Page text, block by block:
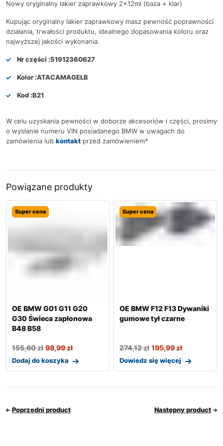
Nowy oryginalny lakier zaprawkowy 2x12ml (baza + klar)
Kupując oryginalny lakier zaprawkowy masz pewność poprawności
działania, trwałości produktu, idealnego dopasowania koloru oraz
najwyższej jakości wykonania.
Nr części :51912360627
Kolor :ATACAMAGELB
Kod :B21
W celu uzyskania pewności w doborze akcesoriów i części, prosimy
o wysłanie numeru VIN posiadanego BMW w uwagach do
zamówienia lub kontakt przed zamówieniem*
Powiązane produkty
Super cena
OE BMW G01 G11 G20
G30 Świeca zapłonowa
B48 B58
155,60zł 98,99zł
Dodaj do koszyka
Super cena
OE BMW F12 F13 Dywaniki
gumowe tył czarne
274,12zł 195,99zł
Dowiedz się więcej
Poprzedni product Następny product